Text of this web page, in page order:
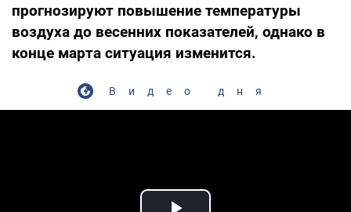
прогнозируют повышение температуры
воздуха до весенних показателей, однако в
конце марта ситуация изменится.
Видео дня